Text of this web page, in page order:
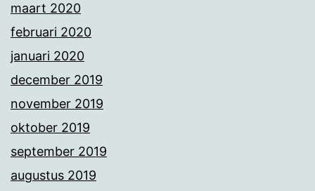
maart 2020
februari 2020
januari 2020
december 2019
november 2019
oktober 2019
september 2019
augustus 2019